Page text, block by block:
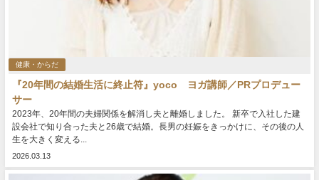
健康・からだ
『20年間の結婚生活に終止符』yoco ヨガ講師／PRプロデュー
サー
2023年、20年間の夫婦関係を解消し夫と離婚しました。 新卒で入社した建
設会社で知り合った夫と26歳で結婚。長男の妊娠をきっかけに、その後の人
生を大きく変える...
2026.03.13